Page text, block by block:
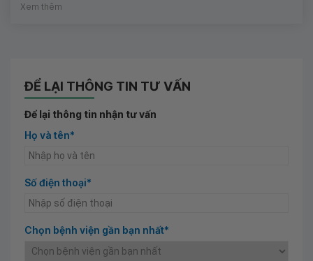
Xem thêm
ĐỂ LẠI THÔNG TIN TƯ VẤN
Để lại thông tin nhận tư vấn
Họ và tên*
Số điện thoại*
Chọn bệnh viện gần bạn nhất*